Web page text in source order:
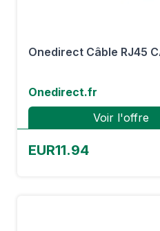
Onedirect Câble RJ45
Onedirect.fr
Voir l'offre
EUR11.94